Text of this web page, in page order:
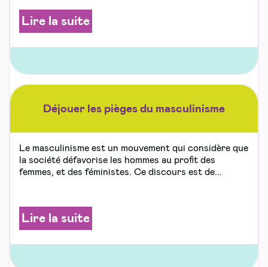
Lire la suite
Déjouer les pièges du masculinisme
Le masculinisme est un mouvement qui considère que
la société défavorise les hommes au profit des
femmes, et des féministes. Ce discours est de...
Lire la suite